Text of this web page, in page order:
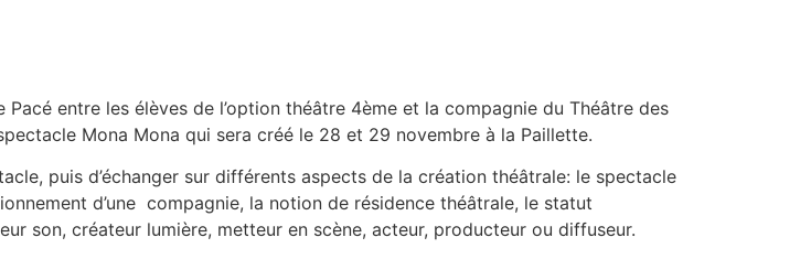
entre les élèves de l’option théâtre 4ème et la compagnie du Théâtre des
Mona Mona qui sera créé le 28 et 29 novembre à la Paillette.
puis d’échanger sur différents aspects de la création théâtrale: le spectacle
d’une compagnie, la notion de résidence théâtrale, le statut
son, créateur lumière, metteur en scène, acteur, producteur ou diffuseur.